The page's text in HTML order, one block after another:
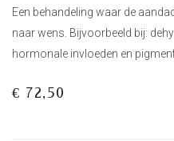
Een behandeling waar de
naar wens. Bijvoorbeeld bij:
hormonale invloeden en
€ 72,50